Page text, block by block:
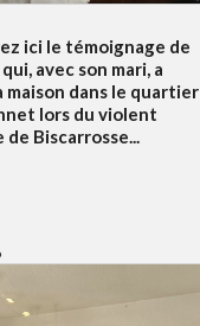
ici le témoignage de
avec son mari, a
maison dans le quartier
lors du violent
de Biscarrosse...